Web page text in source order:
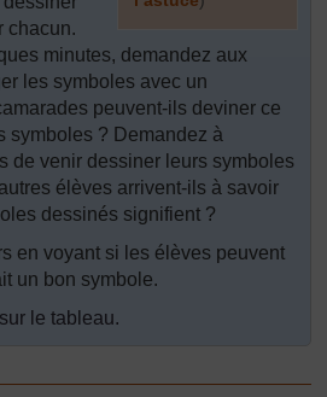
chacun.
minutes, demandez aux
les symboles avec un
peuvent-ils deviner ce
symboles ? Demandez à
de venir dessiner leurs symboles
élèves arrivent-ils à savoir
dessinés signifient ?
en voyant si les élèves peuvent
un bon symbole.
le tableau.